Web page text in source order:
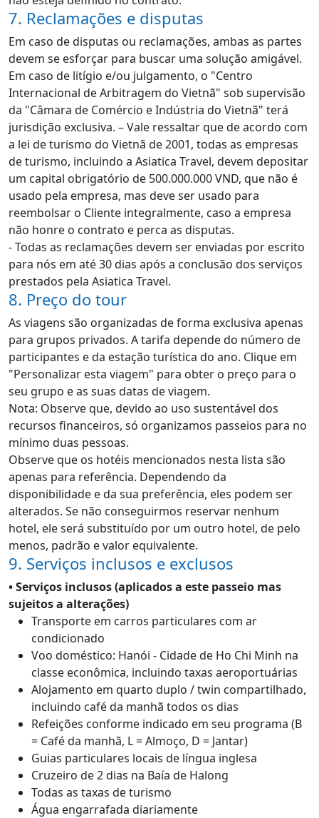
7. Reclamações e disputas
Em caso de disputas ou reclamações, ambas as partes
devem se esforçar para buscar uma solução amigável.
Em caso de litígio e/ou julgamento, o "Centro
Internacional de Arbitragem do Vietnã" sob supervisão
da "Câmara de Comércio e Indústria do Vietnã" terá
jurisdição exclusiva. – Vale ressaltar que de acordo com
a lei de turismo do Vietnã de 2001, todas as empresas
de turismo, incluindo a Asiatica Travel, devem depositar
um capital obrigatório de 500.000.000 VND, que não é
usado pela empresa, mas deve ser usado para
reembolsar o Cliente integralmente, caso a empresa
não honre o contrato e perca as disputas.
- Todas as reclamações devem ser enviadas por escrito
para nós em até 30 dias após a conclusão dos serviços
prestados pela Asiatica Travel.
8. Preço do tour
As viagens são organizadas de forma exclusiva apenas
para grupos privados. A tarifa depende do número de
participantes e da estação turística do ano. Clique em
"Personalizar esta viagem" para obter o preço para o
seu grupo e as suas datas de viagem.
Nota: Observe que, devido ao uso sustentável dos
recursos financeiros, só organizamos passeios para no
mínimo duas pessoas.
Observe que os hotéis mencionados nesta lista são
apenas para referência. Dependendo da
disponibilidade e da sua preferência, eles podem ser
alterados. Se não conseguirmos reservar nenhum
hotel, ele será substituído por um outro hotel, de pelo
menos, padrão e valor equivalente.
9. Serviços inclusos e exclusos
•Serviços inclusos (aplicados a este passeio mas
sujeitos a alterações)
Transporte em carros particulares com ar
condicionado
Voo doméstico: Hanói - Cidade de Ho Chi Minh na
classe econômica, incluindo taxas aeroportuárias
Alojamento em quarto duplo / twin compartilhado,
incluindo café da manhã todos os dias
Refeições conforme indicado em seu programa (B
= Café da manhã, L = Almoço, D = Jantar)
Guias particulares locais de língua inglesa
Cruzeiro de 2 dias na Baía de Halong
Todas as taxas de turismo
Água engarrafada diariamente